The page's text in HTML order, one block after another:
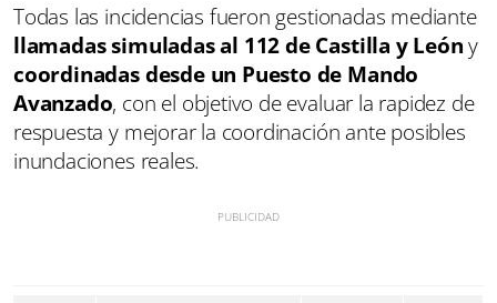
Todas las incidencias fueron gestionadas mediante
llamadas simuladas al 112 de Castilla y Leóny
coordinadas desde un Puesto de Mando
Avanzado, con el objetivo de evaluar la rapidez de
respuesta y mejorar la coordinación ante posibles
inundaciones reales.